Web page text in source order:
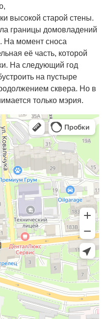
высокой старой стены.
границы домовладений
На момент сноса
её часть, которой
На следующий год
на пустыре
сквера. Но в
только мэрия.